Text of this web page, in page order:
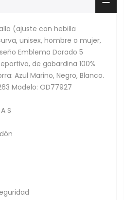
(ajuste con hebilla
unisex, hombre o mujer,
Emblema Dorado 5
de gabardina 100%
Azul Marino, Negro, Blanco.
Modelo: OD77927
S